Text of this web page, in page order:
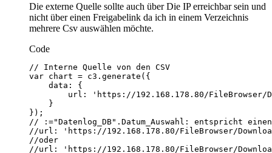
Die externe Quelle sollte auch über Die IP erreichbar sein und
nicht über einen Freigabelink da ich in einem Verzeichnis
mehrere Csv auswählen möchte.
Code